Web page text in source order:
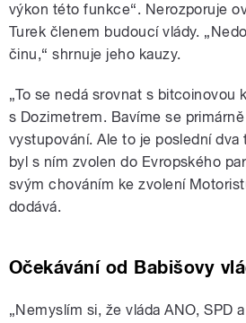
výkon této funkce“. Nerozporuje
Turek členem budoucí vlády.
činu,“ shrnuje jeho kauzy.
„To se nedá srovnat s bitcoinovou
s Dozimetrem. Bavíme se
vystupování. Ale to je poslední dva
byl s ním zvolen do Evropského
svým chováním ke zvolení
dodává.
Očekávání od Babišovy
„Nemyslím si, že vláda ANO, SPD